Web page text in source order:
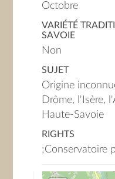
Octobre
VARIÉTÉ
SAVOIE
Non
SUJET
Origine
Drôme, l'Isère,
Haute-Savoie
RIGHTS
;Conservatoire